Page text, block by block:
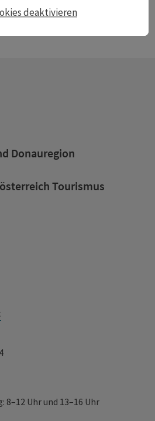
Donauregion
Tourismus
8–12 Uhr und 13–16 Uhr
deaktivieren